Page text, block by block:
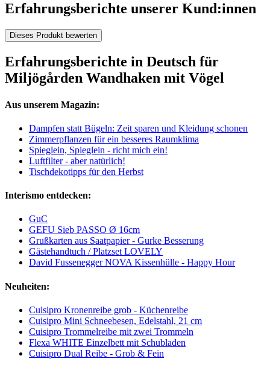
Erfahrungsberichte unserer Kund:innen
Dieses Produkt bewerten
Erfahrungsberichte in Deutsch für
Miljögården Wandhaken mit Vögel
Aus unserem Magazin:
Dampfen statt Bügeln: Zeit sparen und Kleidung schonen
Zimmerpflanzen für ein besseres Raumklima
Spieglein, Spieglein - richt mich ein!
Luftfilter - aber natürlich!
Tischdekotipps für den Herbst
Interismo entdecken:
GuC
GEFU Sieb PASSO Ø 16cm
Grußkarten aus Saatpapier - Gurke Besserung
Gästehandtuch / Platzset LOVELY
David Fussenegger NOVA Kissenhülle - Happy Hour
Neuheiten:
Cuisipro Kronenreibe grob - Küchenreibe
Cuisipro Mini Schneebesen, Edelstahl, 21 cm
Cuisipro Trommelreibe mit zwei Trommeln
Flexa WHITE Einzelbett mit Schubladen
Cuisipro Dual Reibe - Grob & Fein